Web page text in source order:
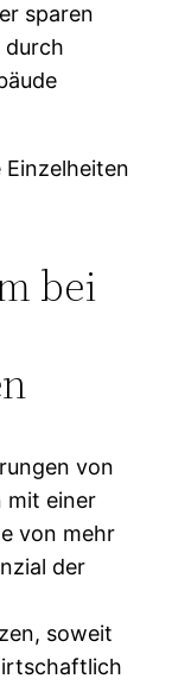
sparen
durch
Einzelheiten
bei
von
mit einer
von mehr
der
soweit